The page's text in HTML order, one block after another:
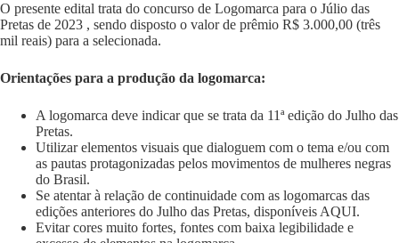
O presente edital trata do concurso de Logomarca para o Júlio das
Pretas de 2023 , sendo disposto o valor de prêmio R$ 3.000,00 (três
mil reais) para a selecionada.
Orientações para a produção da logomarca:
A logomarca deve indicar que se trata da 11ª edição do Julho das
Pretas.
Utilizar elementos visuais que dialoguem com o tema e/ou com
as pautas protagonizadas pelos movimentos de mulheres negras
do Brasil.
Se atentar à relação de continuidade com as logomarcas das
edições anteriores do Julho das Pretas, disponíveis AQUI.
Evitar cores muito fortes, fontes com baixa legibilidade e